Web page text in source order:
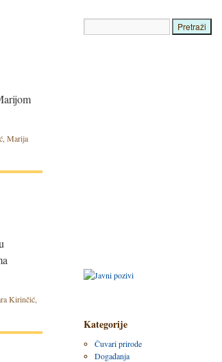
, Marija
Kirinčić,
Kategorije
Čuvari prirode
Događanja